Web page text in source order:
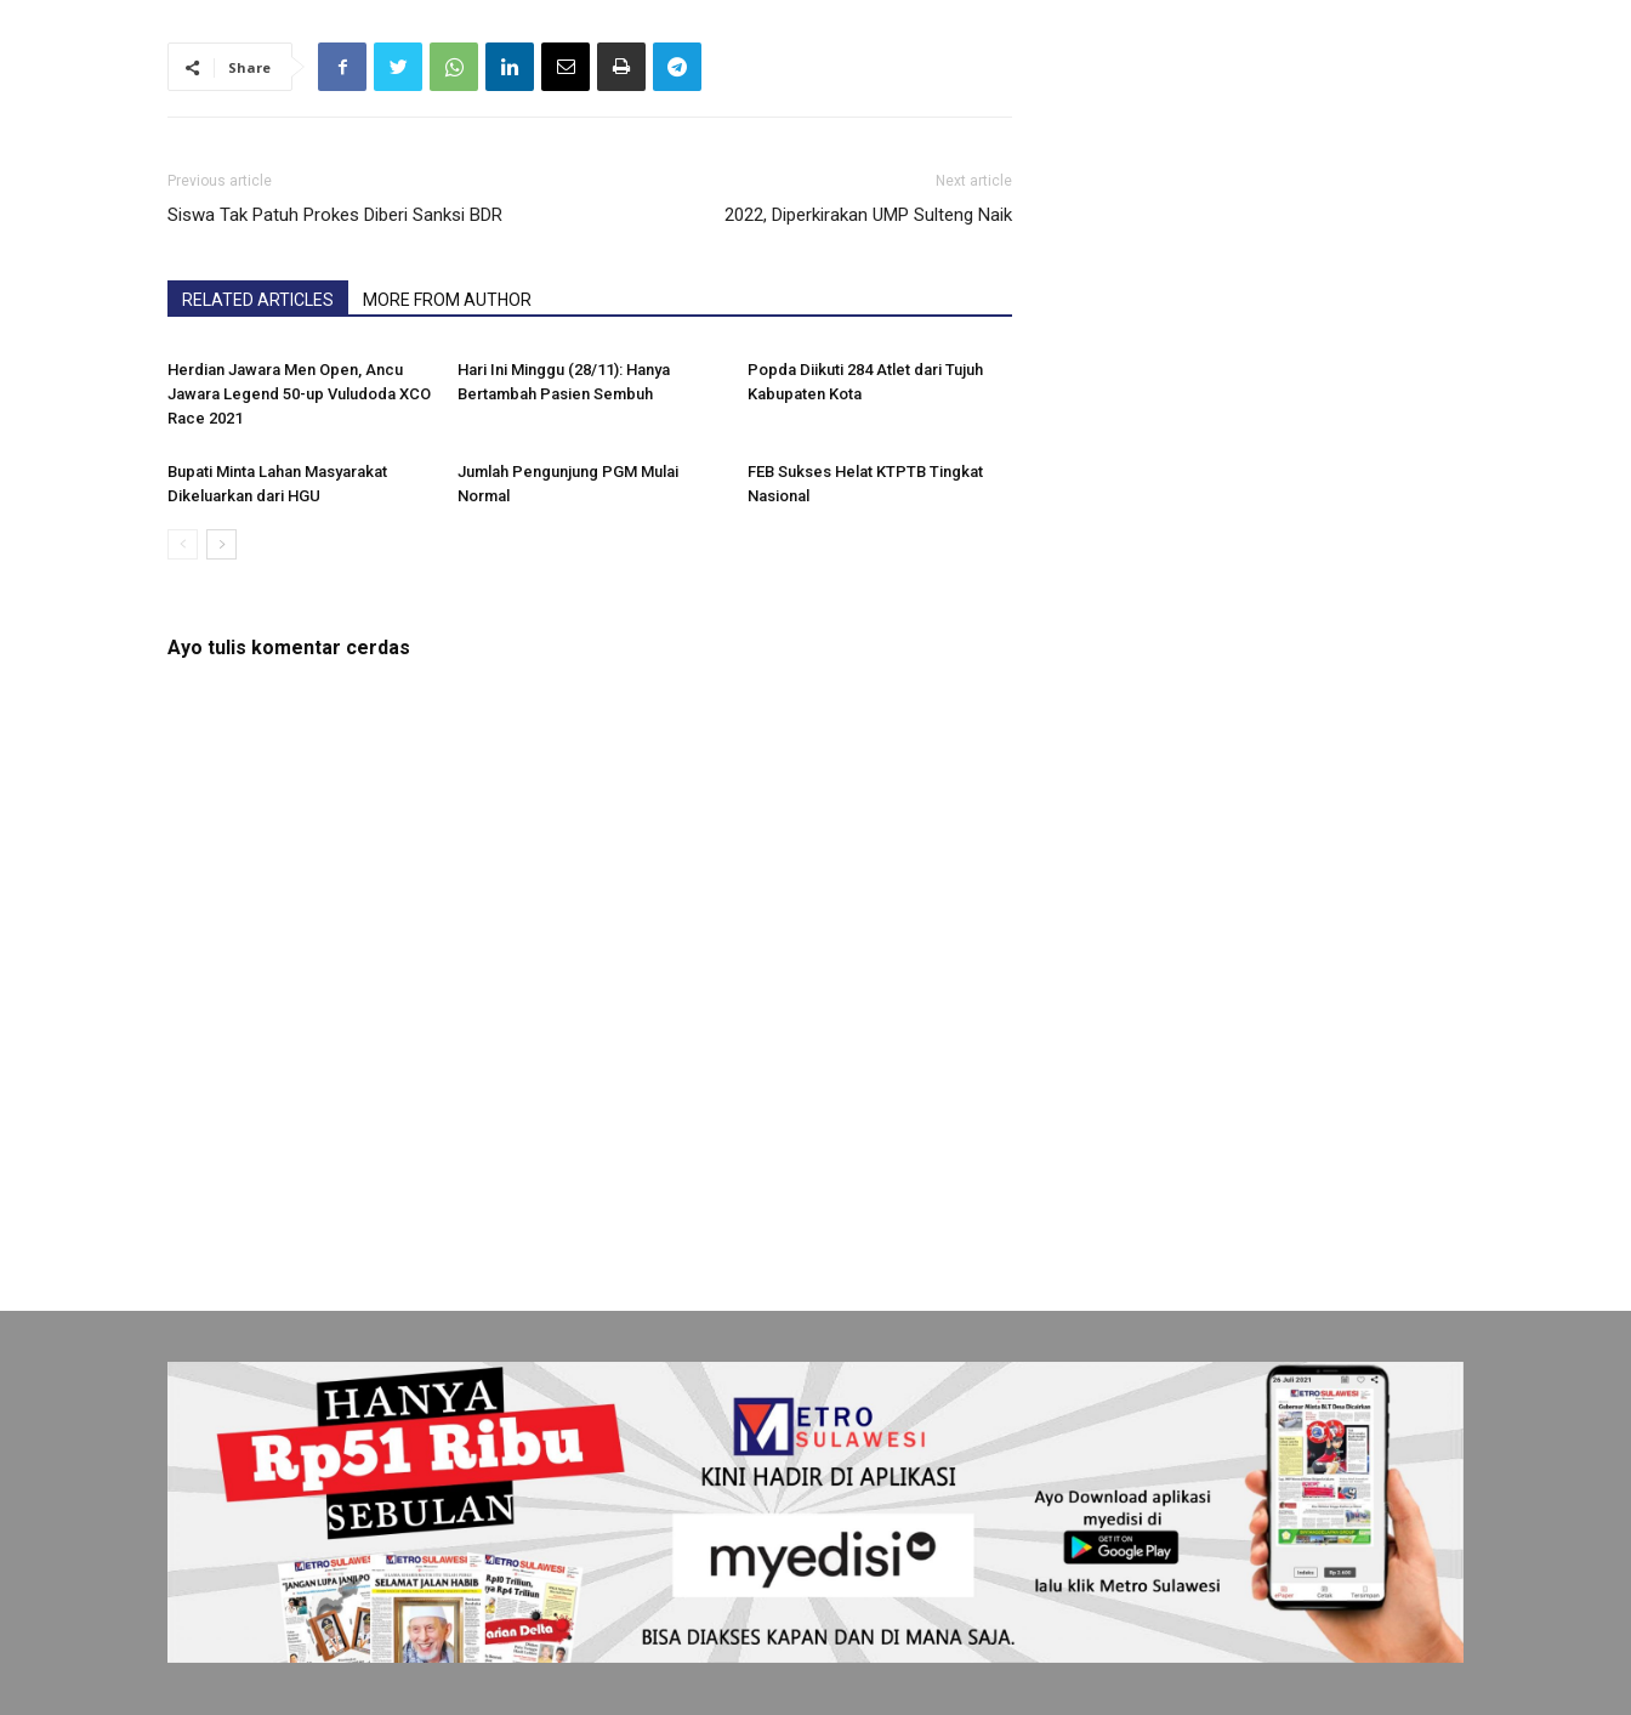
Share
Previous article
Siswa Tak Patuh Prokes Diberi Sanksi BDR
Next article
2022, Diperkirakan UMP Sulteng Naik
RELATED ARTICLES MORE FROM AUTHOR
Herdian Jawara Men Open, Ancu
Jawara Legend 50-up Vuludoda XCO
Race 2021
Hari Ini Minggu (28/11): Hanya
Bertambah Pasien Sembuh
Popda Diikuti 284 Atlet dari Tujuh
Kabupaten Kota
Bupati Minta Lahan Masyarakat
Dikeluarkan dari HGU
Jumlah Pengunjung PGM Mulai
Normal
FEB Sukses Helat KTPTB Tingkat
Nasional
Ayo tulis komentar cerdas